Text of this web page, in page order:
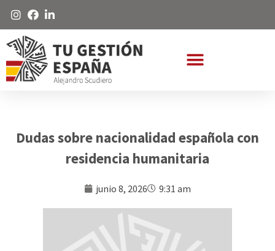
Dudas sobre nacionalidad española con
residencia humanitaria
junio 8, 2026 9:31 am